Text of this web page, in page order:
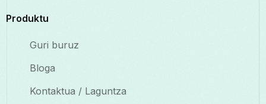
Produktu
Guri buruz
Bloga
Kontaktua / Laguntza